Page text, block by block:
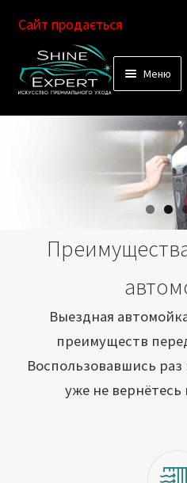
Перейти
к
Перейти
к
Сайт продається
Меню
Выездная
преимуществ
Воспользовавшись
уже не